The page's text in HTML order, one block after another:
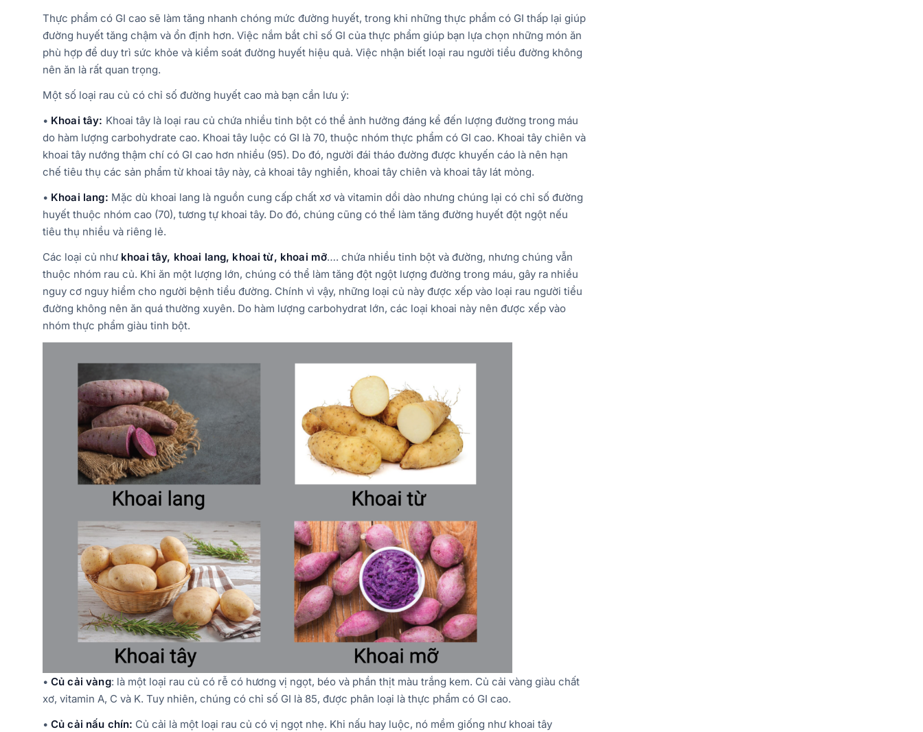
Thực phẩm có GI cao sẽ làm tăng nhanh chóng mức đường huyết, trong khi những thực phẩm có GI thấp lại giúp
đường huyết tăng chậm và ổn định hơn. Việc nắm bắt chỉ số GI của thực phẩm giúp bạn lựa chọn những món ăn
phù hợp để duy trì sức khỏe và kiểm soát đường huyết hiệu quả. Việc nhận biết loại rau người tiểu đường không
nên ăn là rất quan trọng.
Một số loại rau củ có chỉ số đường huyết cao mà bạn cần lưu ý:
• Khoai tây: Khoai tây là loại rau củ chứa nhiều tinh bột có thể ảnh hưởng đáng kể đến lượng đường trong máu
do hàm lượng carbohydrate cao. Khoai tây luộc có GI là 70, thuộc nhóm thực phẩm có GI cao. Khoai tây chiên và
khoai tây nướng thậm chí có GI cao hơn nhiều (95). Do đó, người đái tháo đường được khuyến cáo là nên hạn
chế tiêu thụ các sản phẩm từ khoai tây này, cả khoai tây nghiền, khoai tây chiên và khoai tây lát mỏng.
• Khoai lang: Mặc dù khoai lang là nguồn cung cấp chất xơ và vitamin dồi dào nhưng chúng lại có chỉ số đường
huyết thuộc nhóm cao (70), tương tự khoai tây. Do đó, chúng cũng có thể làm tăng đường huyết đột ngột nếu
tiêu thụ nhiều và riêng lẻ.
Các loại củ như khoai tây, khoai lang, khoai từ, khoai mỡ…. chứa nhiều tinh bột và đường, nhưng chúng vẫn
thuộc nhóm rau củ. Khi ăn một lượng lớn, chúng có thể làm tăng đột ngột lượng đường trong máu, gây ra nhiều
nguy cơ nguy hiểm cho người bệnh tiểu đường. Chính vì vậy, những loại củ này được xếp vào loại rau người tiểu
đường không nên ăn quá thường xuyên. Do hàm lượng carbohydrat lớn, các loại khoai này nên được xếp vào
nhóm thực phẩm giàu tinh bột.
• Củ cải vàng: là một loại rau củ có rễ có hương vị ngọt, béo và phần thịt màu trắng kem. Củ cải vàng giàu chất
xơ, vitamin A, C và K. Tuy nhiên, chúng có chỉ số GI là 85, được phân loại là thực phẩm có GI cao.
• Củ cải nấu chín: Củ cải là một loại rau củ có vị ngọt nhẹ. Khi nấu hay luộc, nó mềm giống như khoai tây